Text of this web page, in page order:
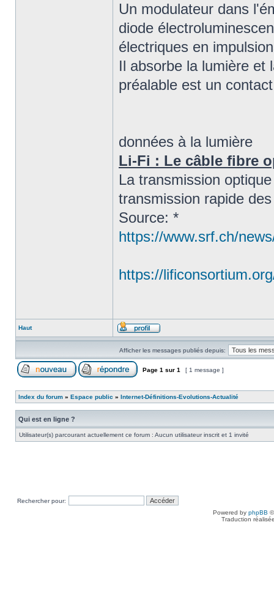
Un modulateur dans
diode
électriques en
Il absorbe la lumière et
préalable est un
données à la lumière
Li-Fi : Le câble fibre
La transmission
transmission rapide
Source: *
https://www.srf.ch/
https://
Haut
Afficher les messages publiés depuis:
Page 1 sur 1 [ 1 message ]
Index du forum » Espace public » Internet-Définitions-Evolutions-Actualité
Qui est en ligne ?
Utilisateur(s) parcourant actuellement ce forum : Aucun utilisateur inscrit et 1 invité
Rechercher pour:
Powered by phpBB
Traduction